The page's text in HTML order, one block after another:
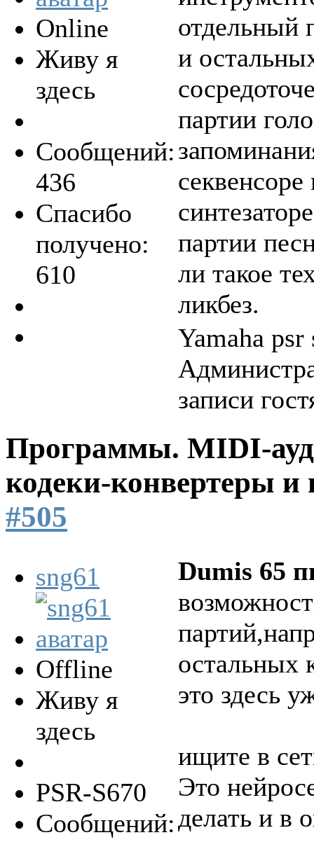
Online
Живу я
здесь
Сообщений:
436
Спасибо
получено:
610
отдельный
и
партии
партии
ли такое
ликбез.
Yamaha
записи
Программы. MIDI-
кодеки-конвертеры
#505
sng61
Offline
Живу я
здесь
PSR-S670
Сообщений:
Dumis 65
остальных
это здесь
ищите в
Это
делать и в